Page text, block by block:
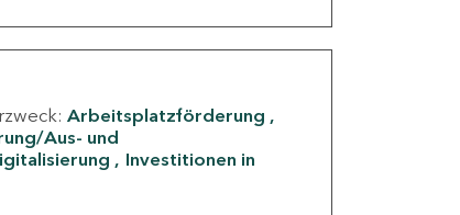
Arbeitsplatzförderung
Aus- und
Investitionen in